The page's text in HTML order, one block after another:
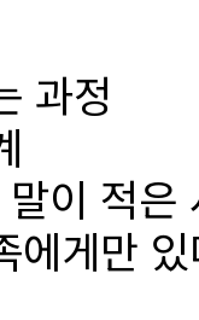
과정
이 적은
에게만